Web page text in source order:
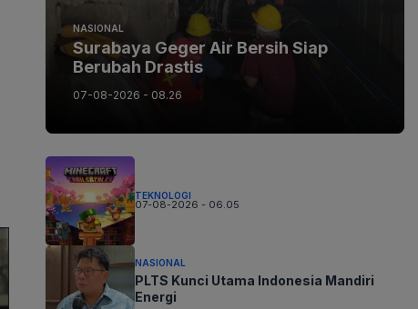
NASIONAL
Surabaya Geger Air Bersih Siap
Berubah Drastis
07-08-2026 - 08.26
TEKNOLOGI
07-08-2026 - 06.05
NASIONAL
PLTS Kunci Utama Indonesia Mandiri
Energi